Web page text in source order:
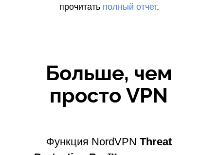
прочитать полный отчет.
Больше, чем
просто VPN
Функция NordVPN Threat